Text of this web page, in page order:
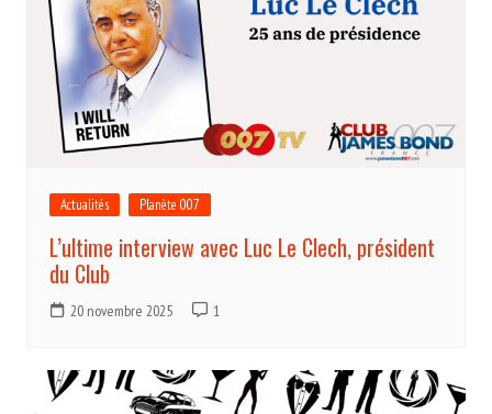
Actualités Planète 007
L’ultime interview avec Luc Le Clech, président
du Club
20 novembre 2025 1